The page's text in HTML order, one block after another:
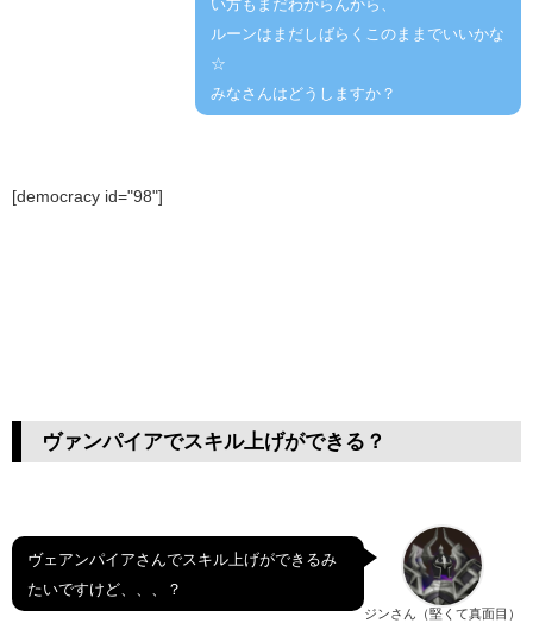
い方もまだわからんから、
ルーンはまだしばらくこのままでいいかな
☆
みなさんはどうしますか？
[democracy id="98"]
ヴァンパイアでスキル上げができる？
ジンさん（堅くて真面目）
ヴェアンパイアさんでスキル上げができるみ
たいですけど、、、？